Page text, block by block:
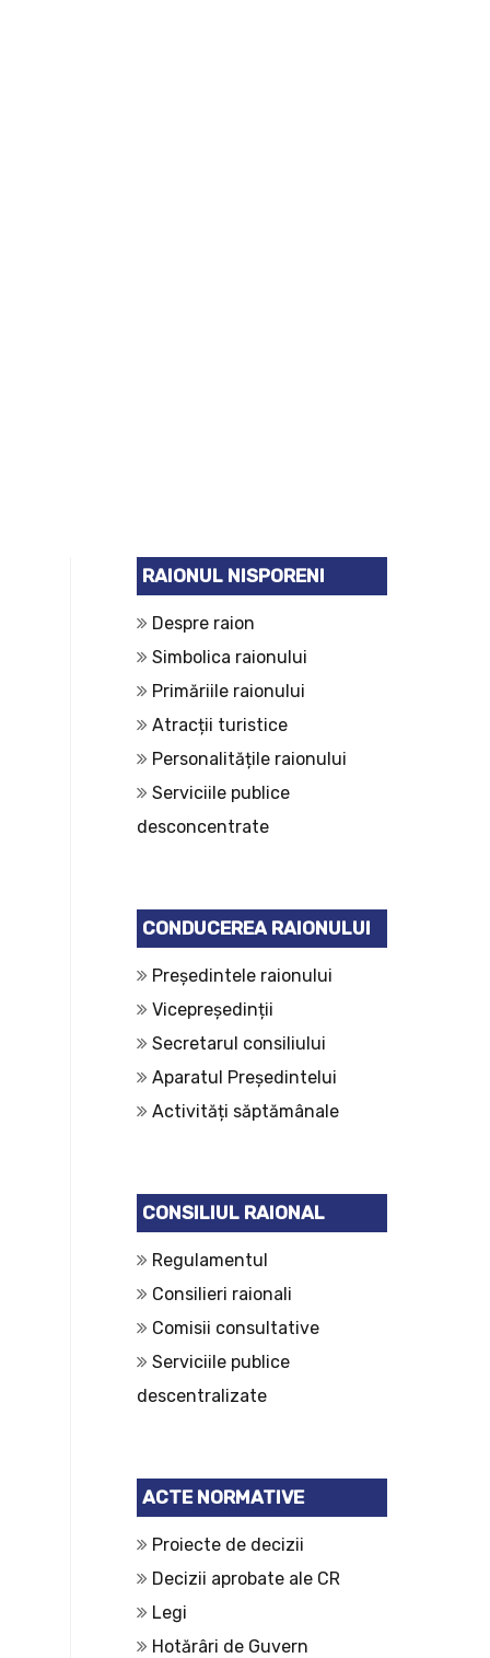
RAIONUL NISPORENI
Despre raion
Simbolica raionului
Primăriile raionului
Atracții turistice
Personalitățile raionului
Serviciile publice
desconcentrate
CONDUCEREA RAIONULUI
Președintele raionului
Vicepreședinții
Secretarul consiliului
Aparatul Președintelui
Activități săptămânale
CONSILIUL RAIONAL
Regulamentul
Consilieri raionali
Comisii consultative
Serviciile publice
descentralizate
ACTE NORMATIVE
Proiecte de decizii
Decizii aprobate ale CR
Legi
Hotărâri de Guvern